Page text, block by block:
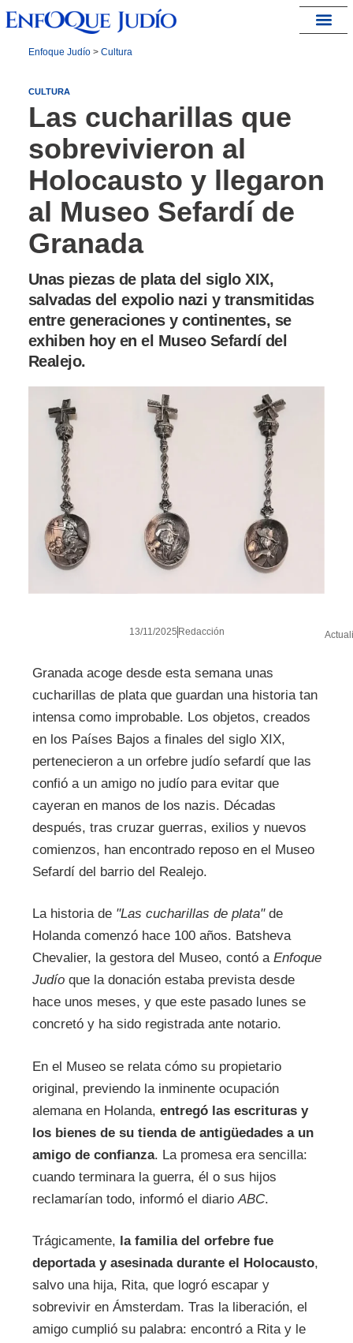
Enfoque Judío> Cultura
CULTURA
Las cucharillas que
sobrevivieron al
Holocausto y llegaron
al Museo Sefardí de
Granada
Unas piezas de plata del siglo XIX,
salvadas del expolio nazi y transmitidas
entre generaciones y continentes, se
exhiben hoy en el Museo Sefardí del
Realejo.
13/11/2025 Redacción
Granada acoge desde esta semana unas
cucharillas de plata que guardan una historia tan
intensa como improbable. Los objetos, creados
en los Países Bajos a finales del siglo XIX,
pertenecieron a un orfebre judío sefardí que las
confió a un amigo no judío para evitar que
cayeran en manos de los nazis. Décadas
después, tras cruzar guerras, exilios y nuevos
comienzos, han encontrado reposo en el Museo
Sefardí del barrio del Realejo.
La historia de "Las cucharillas de plata" de
Holanda comenzó hace 100 años. Batsheva
Chevalier, la gestora del Museo, contó a Enfoque
Judíoque la donación estaba prevista desde
hace unos meses, y que este pasado lunes se
concretó y ha sido registrada ante notario.
En el Museo se relata cómo su propietario
original, previendo la inminente ocupación
alemana en Holanda, entregó las escrituras y
los bienes de su tienda de antigüedades a un
amigo de confianza. La promesa era sencilla:
cuando terminara la guerra, él o sus hijos
reclamarían todo, informó el diario ABC.
Trágicamente, la familia del orfebre fue
deportada y asesinada durante el Holocausto,
salvo una hija, Rita, que logró escapar y
sobrevivir en Ámsterdam. Tras la liberación, el
amigo cumplió su palabra: encontró a Rita y le